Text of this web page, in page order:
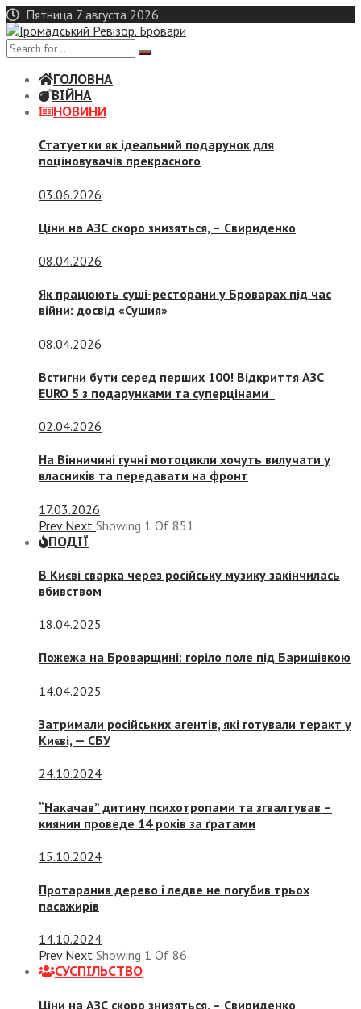
Skip
to
content
Пятница 7 августа 2026
ГОЛОВНА
ВІЙНА
НОВИНИ
Статуетки як ідеальний подарунок для
поціновувачів прекрасного
03.06.2026
Ціни на АЗС скоро знизяться, – Свириденко
08.04.2026
Як працюють суші-ресторани у Броварах під час
війни: досвід «Сушия»
08.04.2026
Встигни бути серед перших 100! Відкриття АЗС
EURO 5 з подарунками та суперцінами
02.04.2026
На Вінничині гучні мотоцикли хочуть вилучати у
власників та передавати на фронт
17.03.2026
Prev Next Showing 1 Of 851
ПОДІЇ
В Києві сварка через російську музику закінчилась
вбивством
18.04.2025
Пожежа на Броварщині: горіло поле під Баришівкою
14.04.2025
Затримали російських агентів, які готували теракт у
Києві, — СБУ
24.10.2024
“Накачав” дитину психотропами та згвалтував –
киянин проведе 14 років за ґратами
15.10.2024
Протаранив дерево і ледве не погубив трьох
пасажирів
14.10.2024
Prev Next Showing 1 Of 86
СУСПIЛЬСТВО
Ціни на АЗС скоро знизяться, – Свириденко